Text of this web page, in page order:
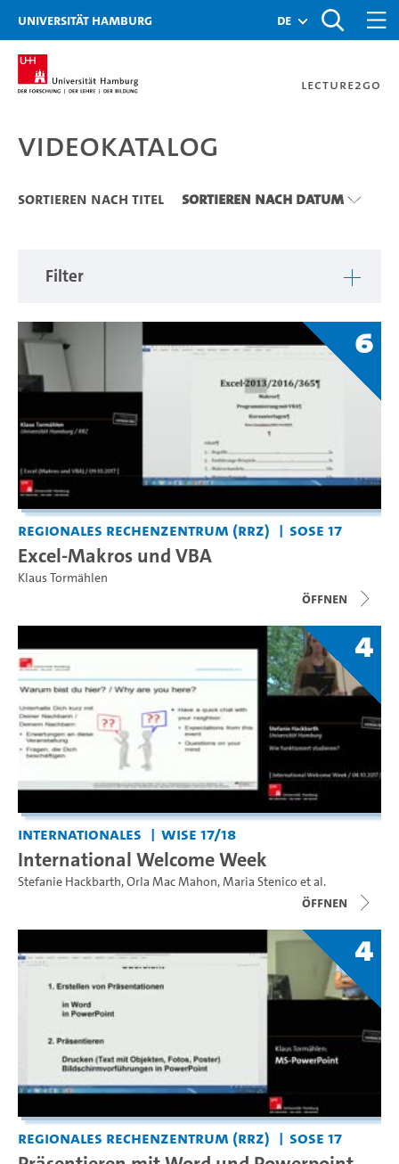
Zu den Filtern
Zur Metanavigation
Zur Hauptnavigation
Zur Suche
Zum Inhalt
Zum Seitenfuss
Universität Hamburg de
Lecture2Go
Videokatalog
Videokatalog
Sortieren nach Titel Sortieren nach Datum
Filter
6
Regionales Rechenzentrum (RRZ) SoSe 17
Excel-Makros und VBA
Klaus Tormählen
Öffnen
4
Internationales WiSe 17/18
International Welcome Week
Stefanie Hackbarth,Orla Mac Mahon,Maria Stenico et al.
Öffnen
4
Regionales Rechenzentrum (RRZ) SoSe 17